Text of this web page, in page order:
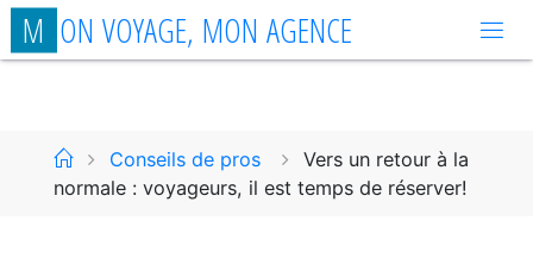
Aller
auM ON VOYAGE, MON AGENCE
AccueilConseils de pros
Vers un retour à la
normale : voyageurs, il est temps de réserver!